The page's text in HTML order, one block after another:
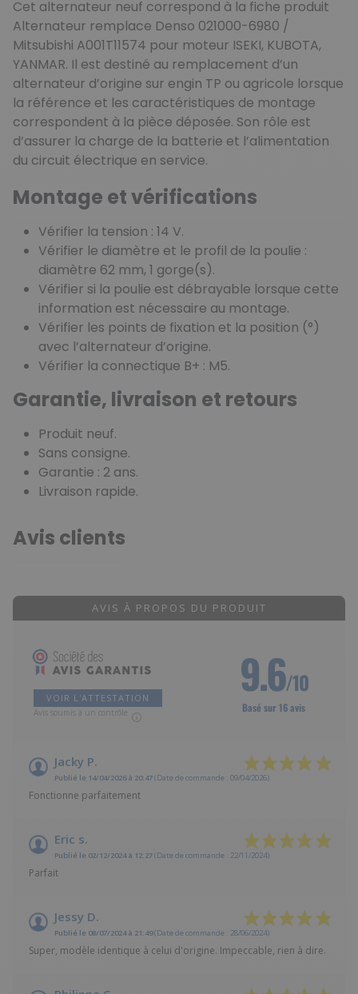
Cet alternateur neuf correspond à la fiche produit
Alternateur remplace Denso 021000-6980 /
Mitsubishi A001T11574 pour moteur ISEKI, KUBOTA,
YANMAR. Il est destiné au remplacement d’un
alternateur d’origine sur engin TP ou agricole lorsque
la référence et les caractéristiques de montage
correspondent à la pièce déposée. Son rôle est
d’assurer la charge de la batterie et l’alimentation
du circuit électrique en service.
Montage et vérifications
Vérifier la tension : 14 V.
Vérifier le diamètre et le profil de la poulie :
diamètre 62 mm, 1 gorge(s).
Vérifier si la poulie est débrayable lorsque cette
information est nécessaire au montage.
Vérifier les points de fixation et la position (°)
avec l’alternateur d’origine.
Vérifier la connectique B+ : M5.
Garantie, livraison et retours
Produit neuf.
Sans consigne.
Garantie : 2 ans.
Livraison rapide.
Avis clients
AVIS À PROPOS DU PRODUIT
VOIR L'ATTESTATION
Avis soumis à un contrôle
9.6/10
Basé sur 16 avis
Jacky P.
Publié le 14/04/2026 à 20:47(Date de commande : 09/04/2026)
Fonctionne parfaitement
Eric s.
Publié le 02/12/2024 à 12:27(Date de commande : 22/11/2024)
Parfait
Jessy D.
Publié le 08/07/2024 à 21:49(Date de commande : 28/06/2024)
Super, modèle identique à celui d'origine. Impeccable, rien à dire.